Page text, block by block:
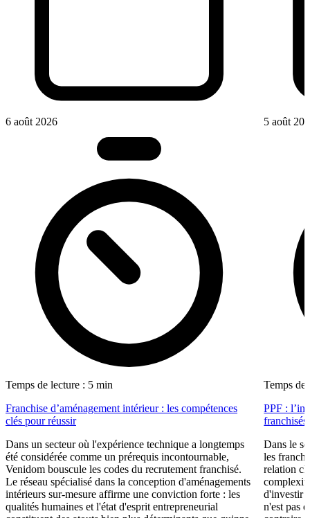
6 août 2026
Temps de lecture : 5 min
Franchise d’aménagement intérieur : les compétences
clés pour réussir
Dans un secteur où l'expérience technique a longtemps
été considérée comme un prérequis incontournable,
Venidom bouscule les codes du recrutement franchisé.
Le réseau spécialisé dans la conception d'aménagements
intérieurs sur-mesure affirme une conviction forte : les
qualités humaines et l'état d'esprit entrepreneurial
5 août
Temps de
PPF :
franchisés
Dans le
les
relation
d'investir
n'est pas